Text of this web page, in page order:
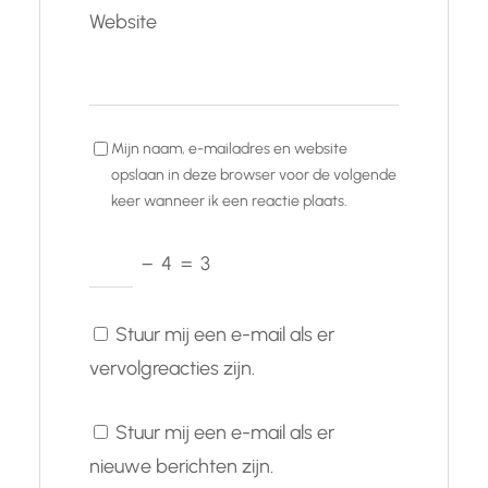
Website
Mijn naam, e-mailadres en website
opslaan in deze browser voor de volgende
keer wanneer ik een reactie plaats.
− 4 = 3
Stuur mij een e-mail als er
vervolgreacties zijn.
Stuur mij een e-mail als er
nieuwe berichten zijn.